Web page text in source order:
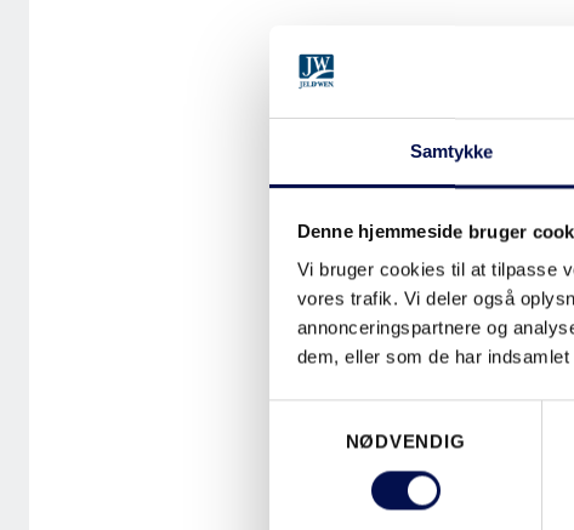
Samtykke
Denne hjemmeside bruger
Vi bruger cookies til at tilpasse
vores trafik. Vi deler også
annonceringspartnere og
dem, eller som de har
NØDVENDIG